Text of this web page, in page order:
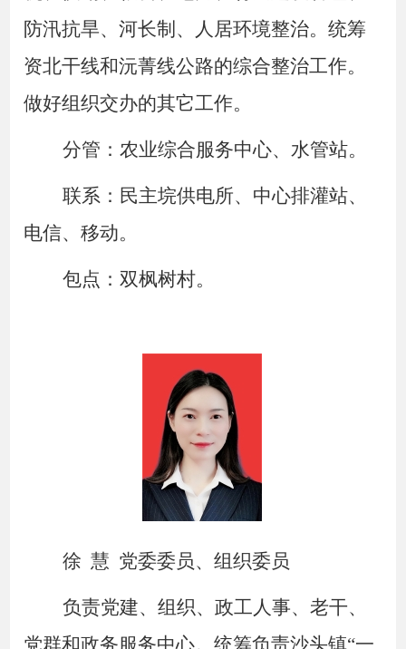
防汛抗旱、河长制、人居环境整治。统筹
资北干线和沅菁线公路的综合整治工作。
做好组织交办的其它工作。
分管：农业综合服务中心、水管站。
联系：民主垸供电所、中心排灌站、
电信、移动。
包点：双枫树村。
徐 慧 党委委员、组织委员
负责党建、组织、政工人事、老干、
党群和政务服务中心。统筹负责沙头镇“一